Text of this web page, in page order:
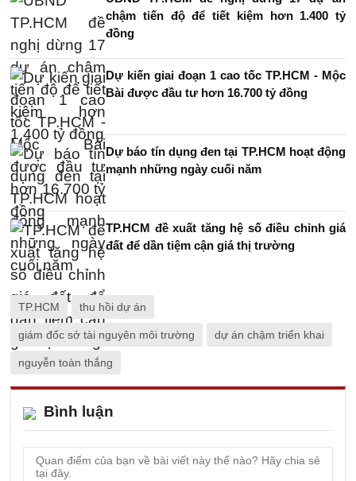
chậm tiến độ để tiết kiệm hơn 1.400 tỷ
đồng
Dự kiến giai đoạn 1 cao tốc TP.HCM - Mộc
Bài được đầu tư hơn 16.700 tỷ đồng
Dự báo tín dụng đen tại TP.HCM hoạt động
mạnh những ngày cuối năm
TP.HCM đề xuất tăng hệ số điều chỉnh giá
đất để dần tiệm cận giá thị trường
TP.HCM thu hồi dự án
giám đốc sở tài nguyên môi trường dự án chậm triển khai
nguyễn toàn thắng
Bình luận